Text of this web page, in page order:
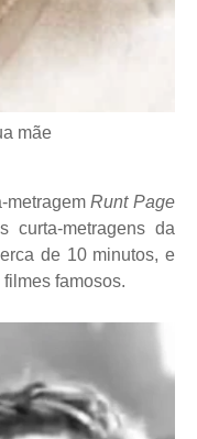
mãe
metragemRunt Page
curta-metragens da
de 10 minutos, e
famosos.